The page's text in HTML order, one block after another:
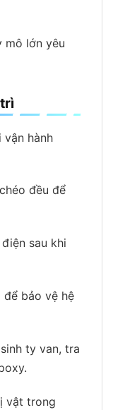
mô lớn yêu
hành
đều để
sau khi
để bảo vệ hệ
ty van, tra
vật trong